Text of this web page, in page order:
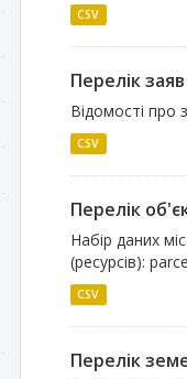
CSV
Перелік
Відомості про
CSV
Перелік
Набір даних
(ресурсів):
CSV
Перелік